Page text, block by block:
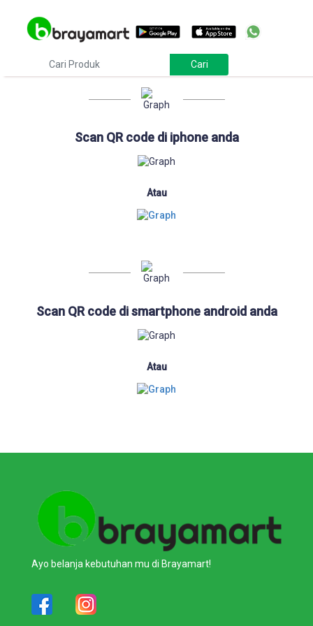
Download
Scan QR code di iphone anda
Atau
Scan QR code di smartphone android anda
Atau
Ayo belanja kebutuhan mu di Brayamart!